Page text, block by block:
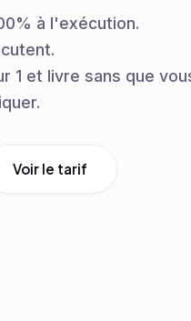
à l'exécution.
1 et livre sans que
Voir le tarif